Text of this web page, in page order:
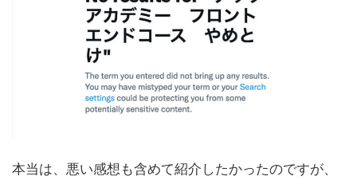
本当は、悪い感想も含めて紹介したかったのですが、